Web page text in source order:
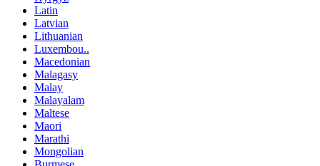
Latin
Latvian
Lithuanian
Luxembou..
Macedonian
Malagasy
Malay
Malayalam
Maltese
Maori
Marathi
Mongolian